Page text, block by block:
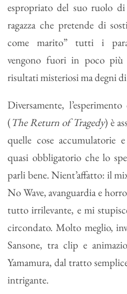
espropriato del suo ruolo
ragazza che pretende di
come marito” tutti i
vengono fuori in poco
risultati misteriosi ma degni di
Diversamente,
(The Return of Tragedy) è
quelle cose accumulatorie
quasi obbligatorio che lo
parli bene. Nient’affatto: il
No Wave, avanguardia e
tutto irrilevante, e mi
circondato. Molto meglio,
Sansone, tra clip e
Yamamura, dal tratto
intrigante.